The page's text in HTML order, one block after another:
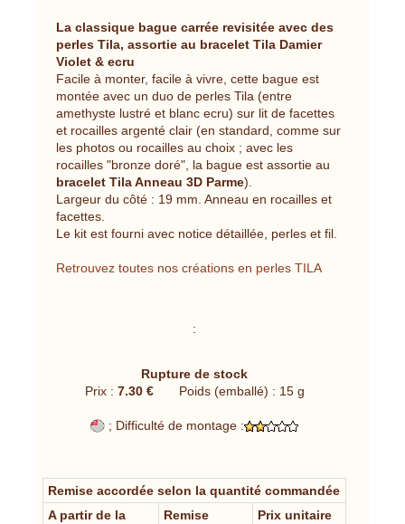
La classique bague carrée revisitée avec des
perles Tila, assortie au bracelet Tila Damier
Violet & ecru
Facile à monter, facile à vivre, cette bague est
montée avec un duo de perles Tila (entre
amethyste lustré et blanc ecru) sur lit de facettes
et rocailles argenté clair (en standard, comme sur
les photos ou rocailles au choix ; avec les
rocailles "bronze doré", la bague est assortie au
bracelet Tila Anneau 3D Parme).
Largeur du côté : 19 mm. Anneau en rocailles et
facettes.
Le kit est fourni avec notice détaillée, perles et fil.
Retrouvez toutes nos créations en perles TILA
:
Rupture de stock
Prix : 7.30 € Poids (emballé) : 15 g
; Difficulté de montage :
Remise accordée selon la quantité commandée
A partir de la
Remise
Prix unitaire